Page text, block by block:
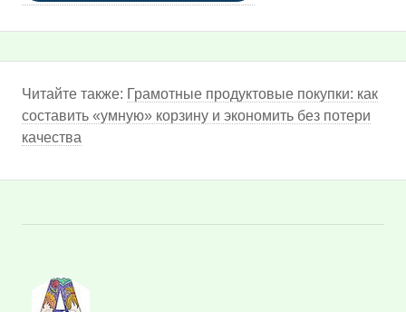
Читайте также: Грамотные продуктовые покупки: как
составить «умную» корзину и экономить без потери
качества